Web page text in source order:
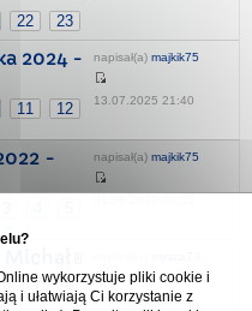
22 23
2024 -
11 12
napisał(a) majkik75
13.07.2025 21:40
-
napisał(a) majkik75
6 7 8
07.12.2022 12:20
wykorzystuje pliki cookie i
i ułatwiają Ci korzystanie z